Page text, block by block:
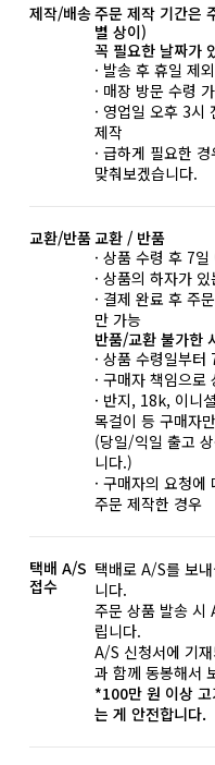
제작/배송주문 제작 기간은
별 상이)
꼭 필요한 날짜가
· 발송 후 휴일 제
· 매장 방문 수령
· 영업일 오후 3시
제작
· 급하게 필요한
맞춰보겠습니다.
교환/반품 교환 / 반품
· 상품 수령 후 7
· 상품의 하자가
· 결제 완료 후 주
만 가능
반품/교환 불가한
· 상품 수령일부
· 구매자 책임으
· 반지, 18k, 이니
목걸이 등 구매자
(당일/익일 출고
니다.)
· 구매자의 요청
주문 제작한 경우
택배 A/S
접수
택배로 A/S를 보
니다.
주문 상품 발송 시
립니다.
A/S 신청서에 기
과 함께 동봉해서
*100만 원 이상 고
는 게 안전합니다.